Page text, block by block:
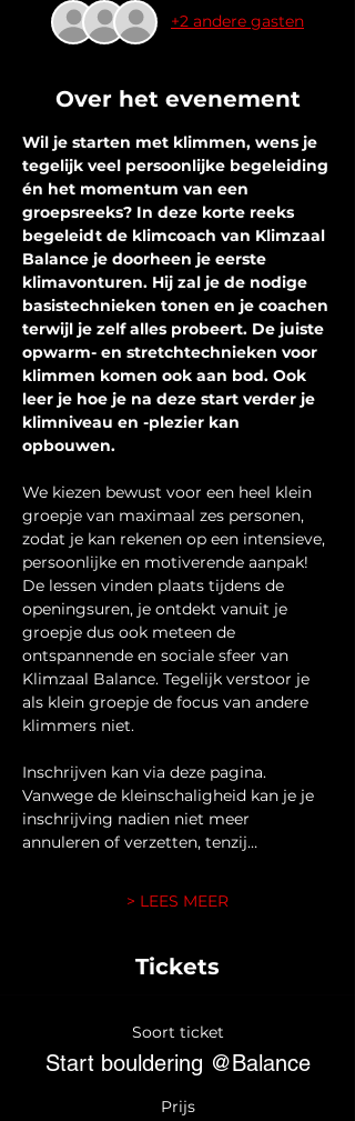
+2 andere gasten
Over het evenement
Wil je starten met klimmen, wens je
tegelijk veel persoonlijke begeleiding
én het momentum van een
groepsreeks? In deze korte reeks
begeleidt de klimcoach van Klimzaal
Balance je doorheen je eerste
klimavonturen. Hij zal je de nodige
basistechnieken tonen en je coachen
terwijl je zelf alles probeert. De juiste
opwarm- en stretchtechnieken voor
klimmen komen ook aan bod. Ook
leer je hoe je na deze start verder je
klimniveau en -plezier kan
opbouwen.
We kiezen bewust voor een heel klein
groepje van maximaal zes personen,
zodat je kan rekenen op een intensieve,
persoonlijke en motiverende aanpak!
De lessen vinden plaats tijdens de
openingsuren, je ontdekt vanuit je
groepje dus ook meteen de
ontspannende en sociale sfeer van
Klimzaal Balance. Tegelijk verstoor je
als klein groepje de focus van andere
klimmers niet.
Inschrijven kan via deze pagina.
Vanwege de kleinschaligheid kan je je
inschrijving nadien niet meer
annuleren of verzetten, tenzij…
> LEES MEER
Tickets
Soort ticket
Start bouldering @Balance
Prijs